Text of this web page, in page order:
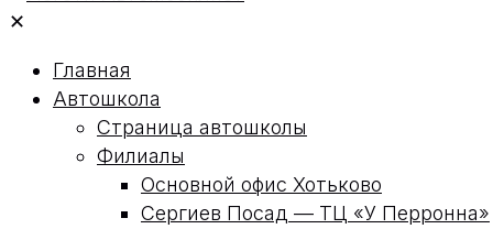
✕
Главная
Автошкола
Страница автошколы
Филиалы
Основной офис Хотьково
Сергиев Посад — ТЦ «У Перронна»